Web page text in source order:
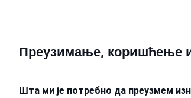
Преузимање, коришћење
Шта ми је потребно да преузмем